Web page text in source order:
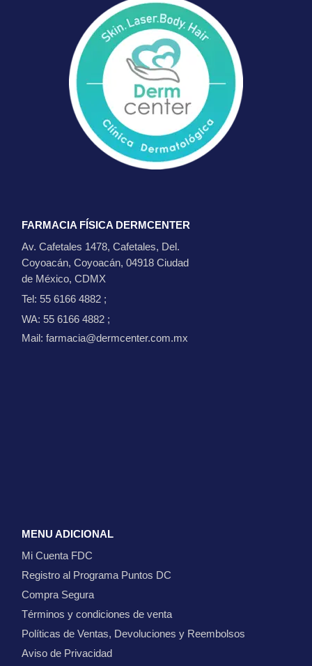
FARMACIA FÍSICA DERMCENTER
Av. Cafetales 1478, Cafetales, Del.
Coyoacán, Coyoacán, 04918 Ciudad
de México, CDMX
Tel: 55 6166 4882 ;
WA: 55 6166 4882 ;
Mail: farmacia@dermcenter.com.mx
MENU ADICIONAL
Mi Cuenta FDC
Registro al Programa Puntos DC
Compra Segura
Términos y condiciones de venta
Políticas de Ventas, Devoluciones y Reembolsos
Aviso de Privacidad